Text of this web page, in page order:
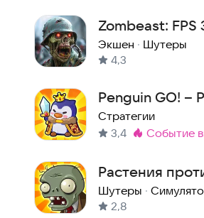
Zombeast:
Экшен · Шутеры
4,3
Penguin GO! –
Стратегии
3,4
Метка:
событие
Растения
(plants vs
Шутеры ·
2,8